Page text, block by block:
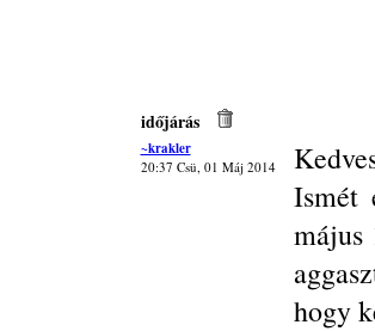
időjárás
~krakler
20:37 Csü, 01 Máj 2014
Ismét
május
hogy